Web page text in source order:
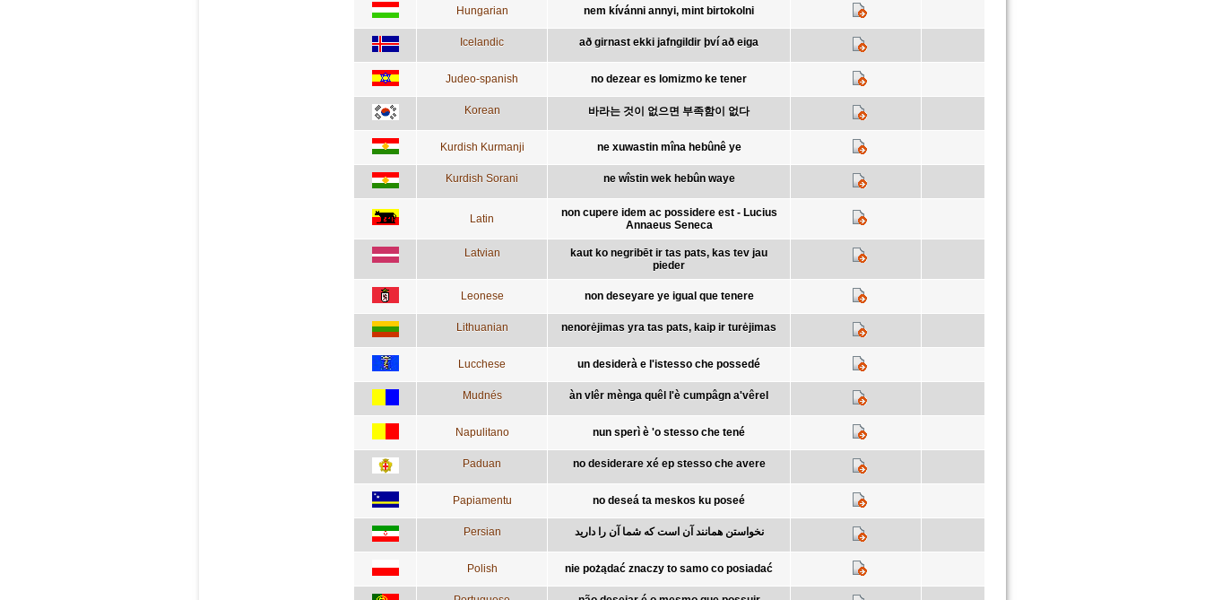
Hungarian nem kívánni annyi, mint birtokolni
Icelandic að girnast ekki jafngildir því að eiga
Judeo-spanish no dezear es lomizmo ke tener
Korean 바라는 것이 없으면 부족함이 없다
Kurdish Kurmanji ne xuwastin mîna hebûnê ye
Kurdish Sorani ne wîstin wek hebûn waye
Latin
non cupere idem ac possidere est - Lucius
Annaeus Seneca
Latvian
kaut ko negribēt ir tas pats, kas tev jau
pieder
Leonese non deseyare ye igual que tenere
Lithuanian nenorėjimas yra tas pats, kaip ir turėjimas
Lucchese un desiderà e l'istesso che possedé
Mudnés àn vlêr mènga quêl l'è cumpâgn a'vêrel
Napulitano nun sperì è 'o stesso che tené
Paduan no desiderare xé ep stesso che avere
Papiamentu no deseá ta meskos ku poseé
Persian نخواستن همانند آن است که شما آن را دارید
Polish nie pożądać znaczy to samo co posiadać